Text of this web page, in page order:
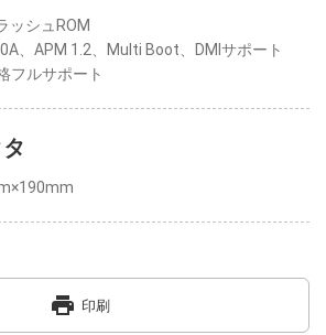
ッシュROM
、APM 1.2、Multi Boot、DMIサポート
フルサポート
print 印刷